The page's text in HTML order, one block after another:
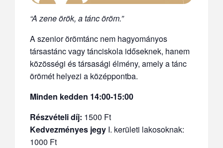
“A zene örök, a tánc öröm.”
A szenior örömtánc nem hagyományos
társastánc vagy tánciskola időseknek, hanem
közösségi és társasági élmény, amely a tánc
örömét helyezi a középpontba.
Minden kedden 14:00-15:00
Részvételi díj: 1500 Ft
Kedvezményes jegy I. kerületi lakosoknak:
1000 Ft